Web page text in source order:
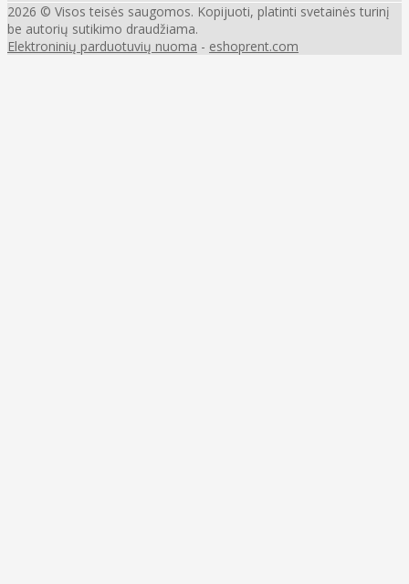
2026 © Visos teisės saugomos. Kopijuoti, platinti svetainės turinį
be autorių sutikimo draudžiama.
Elektroninių parduotuvių nuoma - eshoprent.com